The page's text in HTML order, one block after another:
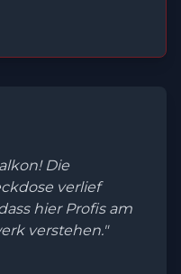
Die
verlief
hier Profis am
verstehen."